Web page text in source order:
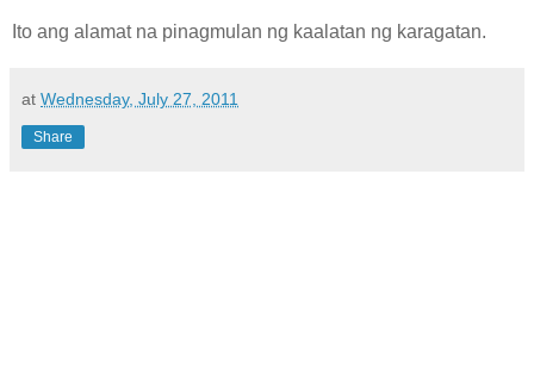
Ito ang alamat na pinagmulan ng kaalatan ng karagatan.
at Wednesday, July 27, 2011
Share